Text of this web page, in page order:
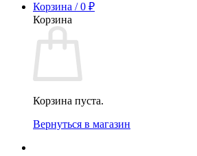
Корзина /0 ₽
Корзина
Корзина пуста.
Вернуться в магазин